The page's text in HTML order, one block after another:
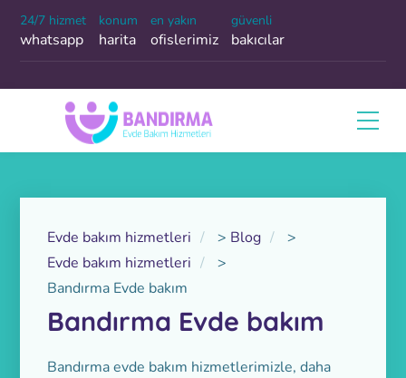
24/7 hizmet
whatsapp
konum
harita
en yakın
ofislerimiz
güvenli
bakıcılar
Evde bakım hizmetleri > Blog
>
Evde bakım hizmetleri
>
Bandırma Evde bakım
Bandırma Evde bakım
Bandırma evde bakım hizmetlerimizle, daha